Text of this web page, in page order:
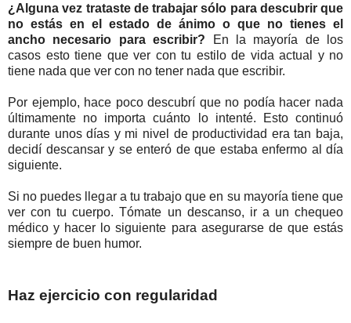
¿Alguna vez trataste de trabajar sólo para descubrir que
no estás en el estado de ánimo o que no tienes el
ancho necesario para escribir? En la mayoría de los
casos esto tiene que ver con tu estilo de vida actual y no
tiene nada que ver con no tener nada que escribir.
Por ejemplo, hace poco descubrí que no podía hacer nada
últimamente no importa cuánto lo intenté. Esto continuó
durante unos días y mi nivel de productividad era tan baja,
decidí descansar y se enteró de que estaba enfermo al día
siguiente.
Si no puedes llegar a tu trabajo que en su mayoría tiene que
ver con tu cuerpo. Tómate un descanso, ir a un chequeo
médico y hacer lo siguiente para asegurarse de que estás
siempre de buen humor.
Haz ejercicio con regularidad